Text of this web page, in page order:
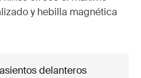
y hebilla magnética
delanteros